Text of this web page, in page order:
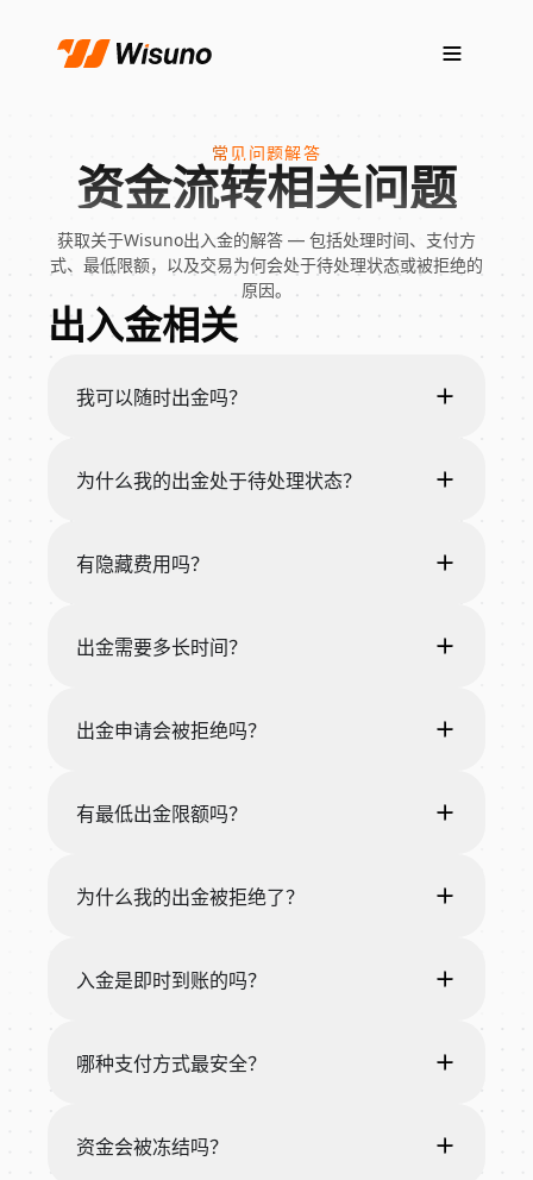
常见问题解答
资金流转相关问题
获取关于Wisuno出入金的解答 — 包括处理时间、支付方
式、最低限额，以及交易为何会处于待处理状态或被拒绝的
原因。
出入金相关
我可以随时出金吗？
为什么我的出金处于待处理状态？
有隐藏费用吗？
出金需要多长时间？
出金申请会被拒绝吗？
有最低出金限额吗？
为什么我的出金被拒绝了？
入金是即时到账的吗？
哪种支付方式最安全？
资金会被冻结吗？